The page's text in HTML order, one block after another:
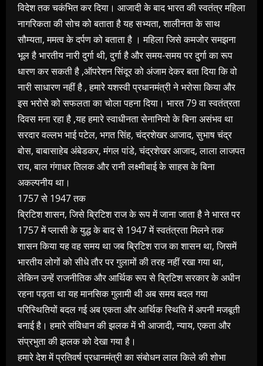
विदेश तक चकंभित कर दिया। आजादी के बाद भारत की स्वतंत्र महिला
नागरिकता की सोच को बताता है यह सभ्यता, शालीनता के साथ
सौम्यता, ममत्व के दर्पण को बताता है । महिला जिसे कमजोर समझना
भूल है भारतीय नारी दुर्गा थी, दुर्गा है और समय-समय पर दुर्गा का रूप
धारण कर सकती है ,ऑपरेशन सिंदूर को अंजाम देकर बता दिया कि वो
नारी साधारण नहीं है , हमारे यशस्वी प्रधानमंत्री ने भरोसा किया और
इस भरोसे को सफलता का चोला पहना दिया। भारत 79 वा स्वतंत्रता
दिवस मना रहा है ,यह हमारे स्वाधीनता सेनानियो के बिना असंभव था
सरदार वल्लभ भाई पटेल, भगत सिंह, चंद्रशेखर आजाद, सुभाष चंद्र
बोस, बाबासाहेब अंबेडकर, मंगल पांडे, चंद्रशेखर आजाद, लाला लाजपत
राय, बाल गंगाधर तिलक और रानी लक्ष्मीबाई के साहस के बिना
अकल्पनीय था।
1757 से 1947 तक
ब्रिटिश शासन, जिसे ब्रिटिश राज के रूप में जाना जाता है ने भारत पर
1757 में प्लासी के युद्ध के बाद से 1947 में स्वतंत्रता मिलने तक
शासन किया यह वह समय था जब ब्रिटिश राज का शासन था, जिसमें
भारतीय लोगों को सीधे तौर पर गुलामों की तरह नहीं रखा गया था,
लेकिन उन्हें राजनीतिक और आर्थिक रूप से ब्रिटिश सरकार के अधीन
रहना पड़ता था यह मानसिक गुलामी थी अब समय बदल गया
परिस्थितियों बदल गई अब एकता और आर्थिक स्थिति में अपनी मजबूती
बनाई है। हमारे संविधान की झलक में भी आजादी, न्याय, एकता और
संप्रभुता की झलक को देखा गया है।
हमारे देश में प्रतिवर्ष प्रधानमंत्री का संबोधन लाल किले की शोभा